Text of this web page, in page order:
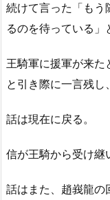
続けて言った「もう
るのを待っている」
王騎軍に援軍が来た
と引き際に一言残し
話は現在に戻る。
信が王騎から受け継
話はまた、趙峩龍の